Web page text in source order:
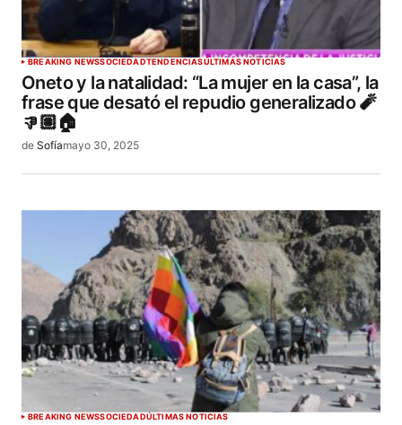
BREAKING NEWSSOCIEDADTENDENCIASÚLTIMAS NOTICIAS
Oneto y la natalidad: “La mujer en la casa”, la
frase que desató el repudio generalizado 🧨
👎🏽🏠
de Sofíamayo 30, 2025
BREAKING NEWSSOCIEDADÚLTIMAS NOTICIAS